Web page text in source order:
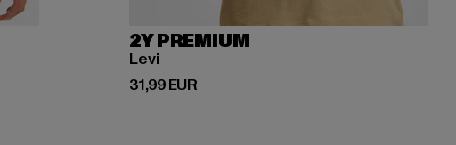
2Y PREMIUM
Levi
31,99 EUR
Ajankohtainen hinta: 31,99 EUR